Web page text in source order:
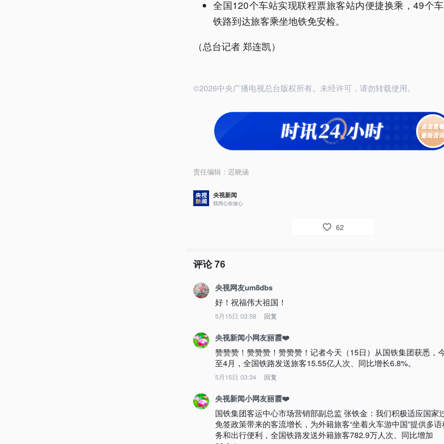
全国120个车站实现联程票旅客站内便捷换乘，49个
铁路到达旅客乘坐地铁免安检。
（总台记者 郑连凯）
©2026中央广播电视总台版权所有。未经许可，请勿转载使用。
责任编辑： 迟晓涵
央视新闻
我用心你放心
62
评论76
央视网友um8dbs
好！祝福伟大祖国！
5月15日 03:58 回复
央视新闻小网友丽霞❤️
赞赞赞！赞赞赞！赞赞赞！记者今天（15日）从国铁集团获悉，
至4月，全国铁路发送旅客15.55亿人次、同比增长6.8%。
5月15日 03:34 回复
央视新闻小网友丽霞❤️
国铁集团客运中心市场营销部副总监 张铁金：我们积极适应国家
免签政策带来的客流增长，为外籍旅客“坐着火车游中国”提供多
务和出行便利，全国铁路发送外籍旅客782.9万人次、同比增加